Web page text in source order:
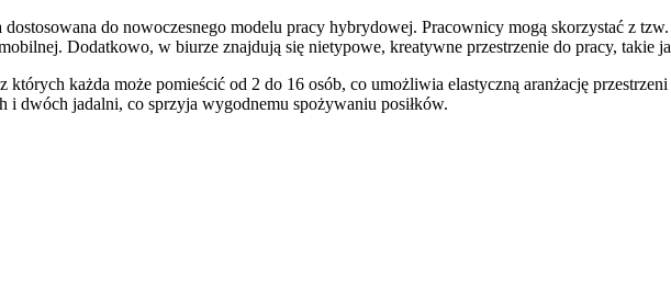
dostosowana do nowoczesnego modelu pracy hybrydowej. Pracownicy mogą skorzystać z
Dodatkowo, w biurze znajdują się nietypowe, kreatywne przestrzenie do pracy, takie
których każda może pomieścić od 2 do 16 osób, co umożliwia elastyczną aranżację
i dwóch jadalni, co sprzyja wygodnemu spożywaniu posiłków.